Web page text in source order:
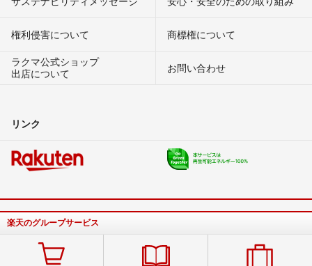
権利侵害について
商標権について
ラクマ公式ショップ
出店について
お問い合わせ
リンク
楽天のグループサービス